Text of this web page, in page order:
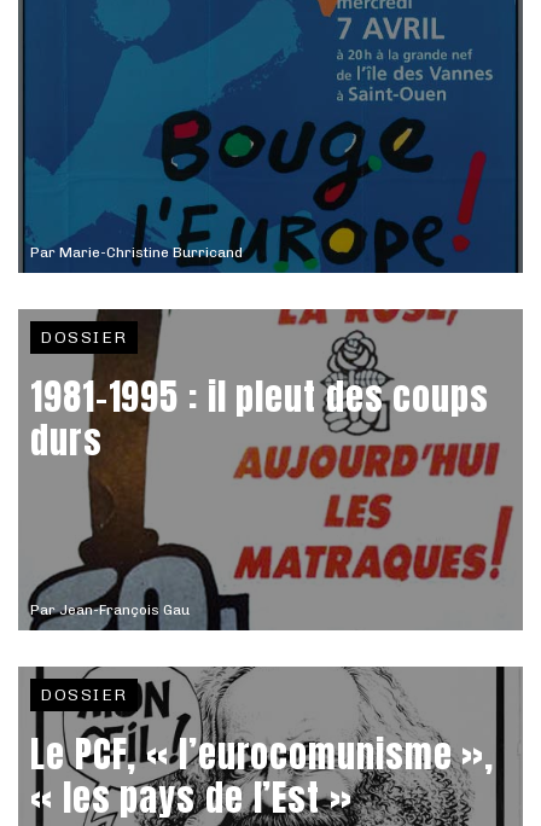
Par Marie-Christine Burricand
ParJean-François Gau
DOSSIER
1981-1995 : il pleut des coups
durs
DOSSIER
Le PCF, « l’eurocomunisme »,
« les pays de l’Est »